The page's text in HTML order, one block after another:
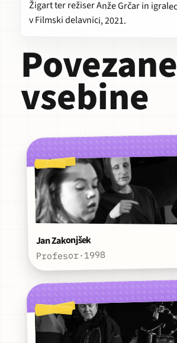
v Filmski delavnici, 2021.
Povezane
vsebine
Jan Zakonjšek
Profesor·1998